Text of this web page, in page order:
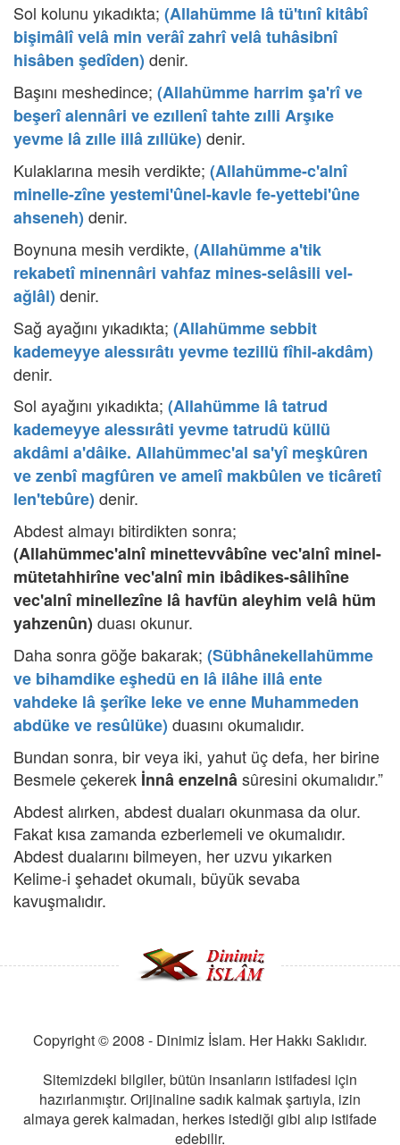
Sol kolunu yıkadıkta; (Allahümme lâ tü'tınî kitâbî
bişimâlî velâ min verâî zahrî velâ tuhâsibnî
hisâben şedîden) denir.
Başını meshedince; (Allahümme harrim şa'rî ve
beşerî alennâri ve ezıllenî tahte zılli Arşıke
yevme lâ zılle illâ zıllüke) denir.
Kulaklarına mesih verdikte; (Allahümme-c'alnî
minelle-zîne yestemi'ûnel-kavle fe-yettebi'ûne
ahseneh) denir.
Boynuna mesih verdikte, (Allahümme a'tik
rekabetî minennâri vahfaz mines-selâsili vel-
ağlâl) denir.
Sağ ayağını yıkadıkta; (Allahümme sebbit
kademeyye alessırâtı yevme tezillü fîhil-akdâm)
denir.
Sol ayağını yıkadıkta; (Allahümme lâ tatrud
kademeyye alessırâti yevme tatrudü küllü
akdâmi a'dâike. Allahümmec'al sa'yî meşkûren
ve zenbî magfûren ve amelî makbûlen ve ticâretî
len'tebûre) denir.
Abdest almayı bitirdikten sonra;
(Allahümmec'alnî minettevvâbîne vec'alnî minel-
mütetahhirîne vec'alnî min ibâdikes-sâlihîne
vec'alnî minellezîne lâ havfün aleyhim velâ hüm
yahzenûn) duası okunur.
Daha sonra göğe bakarak; (Sübhânekellahümme
ve bihamdike eşhedü en lâ ilâhe illâ ente
vahdeke lâ şerîke leke ve enne Muhammeden
abdüke ve resûlüke) duasını okumalıdır.
Bundan sonra, bir veya iki, yahut üç defa, her birine
Besmele çekerek İnnâ enzelnâsûresini okumalıdır.”
Abdest alırken, abdest duaları okunmasa da olur.
Fakat kısa zamanda ezberlemeli ve okumalıdır.
Abdest dualarını bilmeyen, her uzvu yıkarken
Kelime-i şehadet okumalı, büyük sevaba
kavuşmalıdır.
Copyright © 2008 - Dinimiz İslam. Her Hakkı Saklıdır.
Sitemizdeki bilgiler, bütün insanların istifadesi için
hazırlanmıştır. Orijinaline sadık kalmak şartıyla, izin
almaya gerek kalmadan, herkes istediği gibi alıp istifade
edebilir.